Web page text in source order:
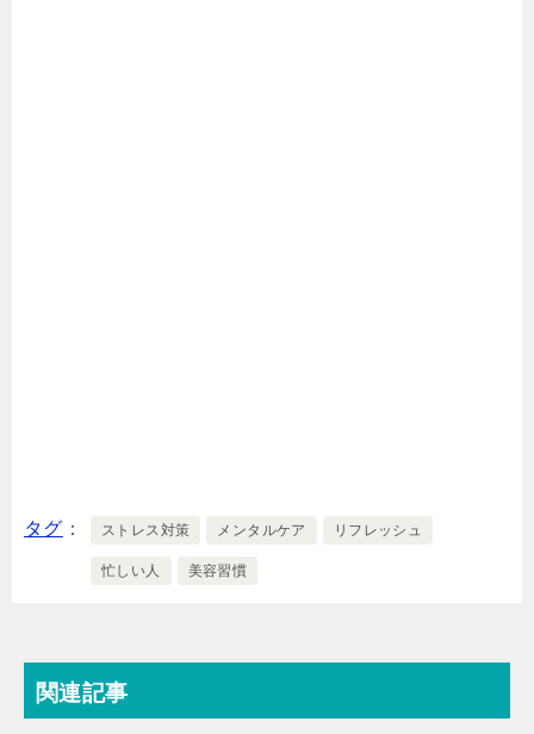
タグ ストレス対策 メンタルケア リフレッシュ
忙しい人 美容習慣
関連記事